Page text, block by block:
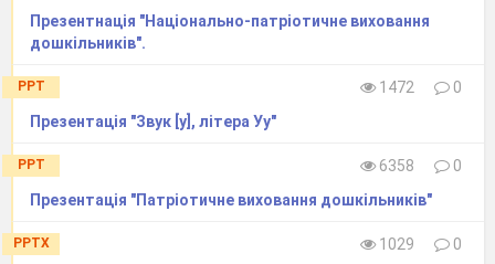
Презентнація "Національно-патріотичне виховання
дошкільників".
PPT 1472
0
Презентація "Звук [у], літера Уу"
PPT 6358
0
Презентація "Патріотичне виховання дошкільників"
PPTX 1029
0